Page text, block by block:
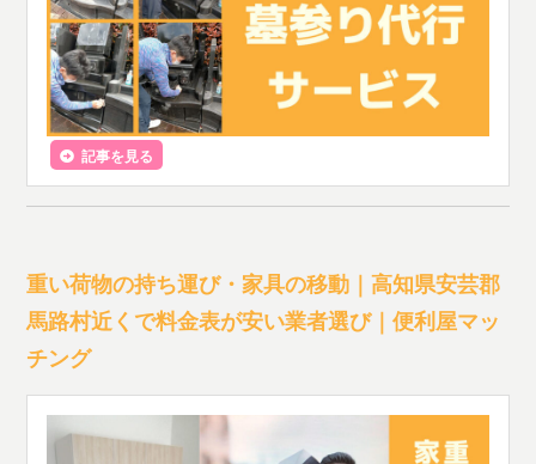
記事を見る
重い荷物の持ち運び・家具の移動｜高知県安芸郡
馬路村近くで料金表が安い業者選び｜便利屋マッ
チング